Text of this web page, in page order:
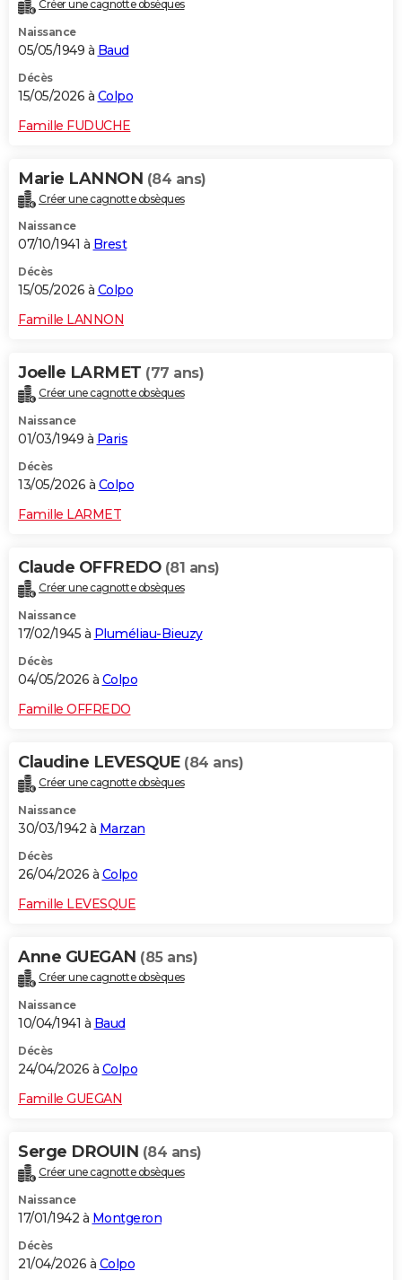
Créer une cagnotte obsèques
Naissance
05/05/1949 à Baud
Décès
15/05/2026 à Colpo
Famille FUDUCHE
Marie LANNON (84 ans)
Créer une cagnotte obsèques
Naissance
07/10/1941 à Brest
Décès
15/05/2026 à Colpo
Famille LANNON
Joelle LARMET (77 ans)
Créer une cagnotte obsèques
Naissance
01/03/1949 à Paris
Décès
13/05/2026 à Colpo
Famille LARMET
Claude OFFREDO (81 ans)
Créer une cagnotte obsèques
Naissance
17/02/1945 à Pluméliau-Bieuzy
Décès
04/05/2026 à Colpo
Famille OFFREDO
Claudine LEVESQUE (84 ans)
Créer une cagnotte obsèques
Naissance
30/03/1942 à Marzan
Décès
26/04/2026 à Colpo
Famille LEVESQUE
Anne GUEGAN (85 ans)
Créer une cagnotte obsèques
Naissance
10/04/1941 à Baud
Décès
24/04/2026 à Colpo
Famille GUEGAN
Serge DROUIN (84 ans)
Créer une cagnotte obsèques
Naissance
17/01/1942 à Montgeron
Décès
21/04/2026 à Colpo